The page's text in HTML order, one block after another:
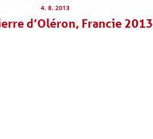
4. 8. 2013
d’Oléron, Francie 2013